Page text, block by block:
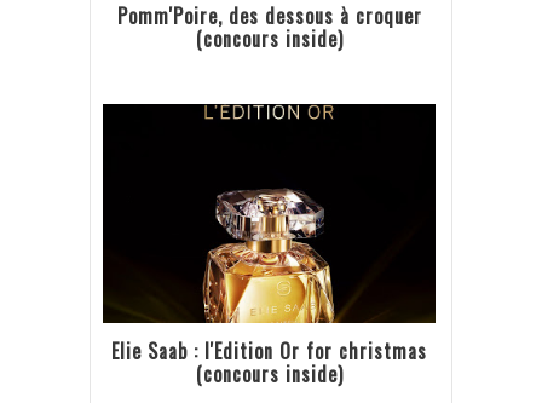
Pomm'Poire, des dessous à croquer
(concours inside)
Elie Saab : l'Edition Or for christmas
(concours inside)